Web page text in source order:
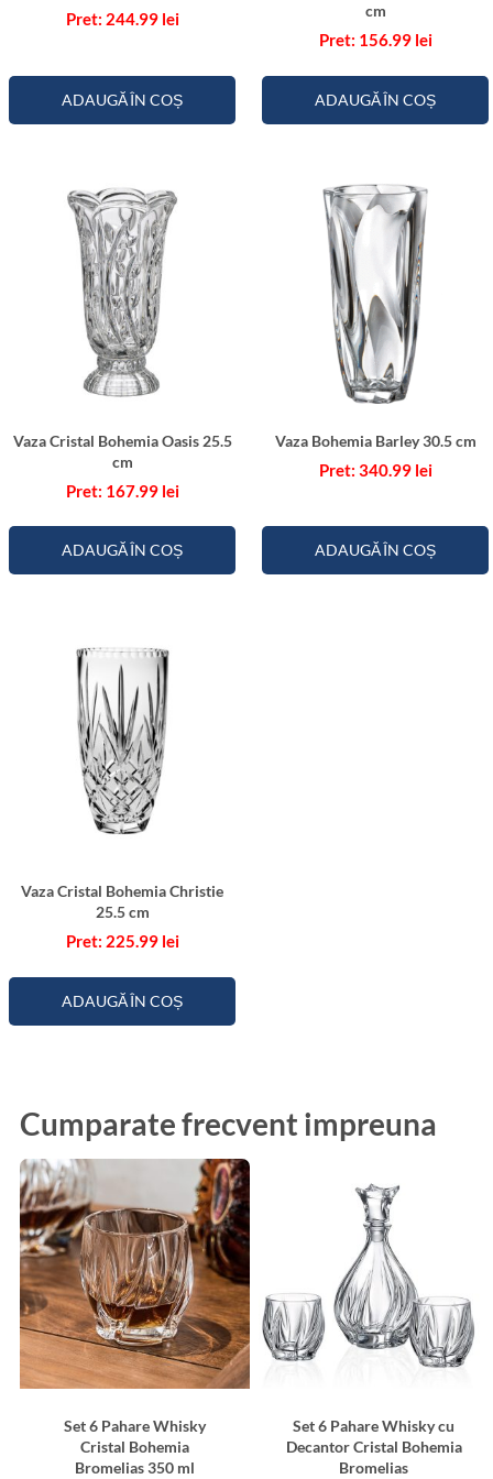
s
0
.
m
244.99 lei
ADAUGĂ ÎN COȘ
cm
156.99 lei
ADAUGĂ ÎN COȘ
Vaza Cristal Bohemia Oasis 25.5
cm
167.99 lei
ADAUGĂ ÎN COȘ
Vaza Bohemia Barley 30.5 cm
340.99 lei
ADAUGĂ ÎN COȘ
Vaza Cristal Bohemia Christie
25.5 cm
225.99 lei
ADAUGĂ ÎN COȘ
Cumparate frecvent impreuna
Set 6 Pahare Whisky
Cristal Bohemia
Bromelias 350 ml
Set 6 Pahare Whisky cu
Decantor Cristal Bohemia
Bromelias